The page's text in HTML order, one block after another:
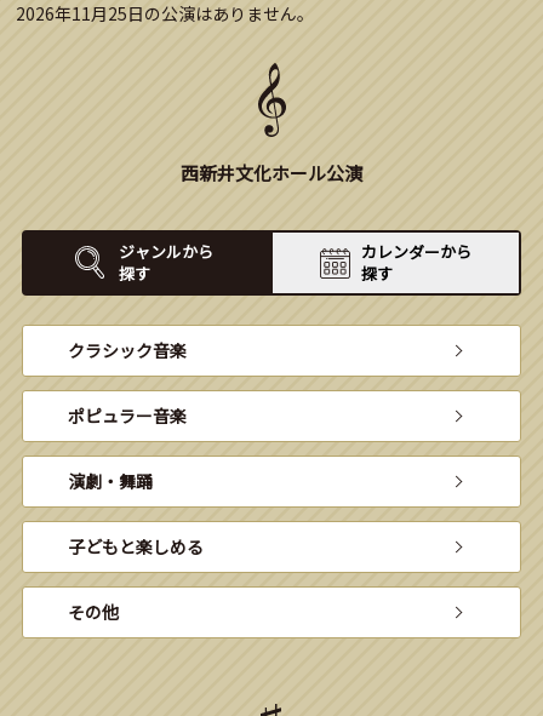
2026年11月25日の公演はありません。
西新井文化ホール公演
ジャンルから
探す
カレンダーから
探す
クラシック音楽
ポピュラー音楽
演劇・舞踊
子どもと楽しめる
その他